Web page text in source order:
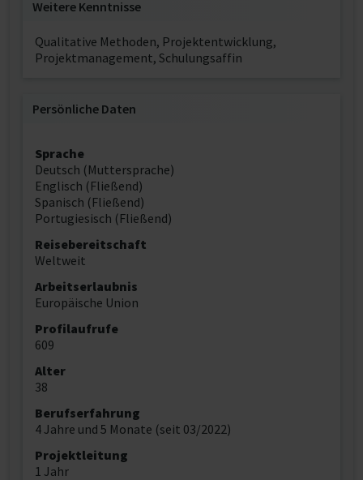
Weitere Kenntnisse
Qualitative Methoden, Projektentwicklung,
Projektmanagement, Schulungsaffin
Persönliche Daten
Sprache
Deutsch (Muttersprache)
Englisch (Fließend)
Spanisch (Fließend)
Portugiesisch (Fließend)
Reisebereitschaft
Weltweit
Arbeitserlaubnis
Europäische Union
Profilaufrufe
609
Alter
38
Berufserfahrung
4 Jahre und 5 Monate (seit 03/2022)
Projektleitung
1 Jahr